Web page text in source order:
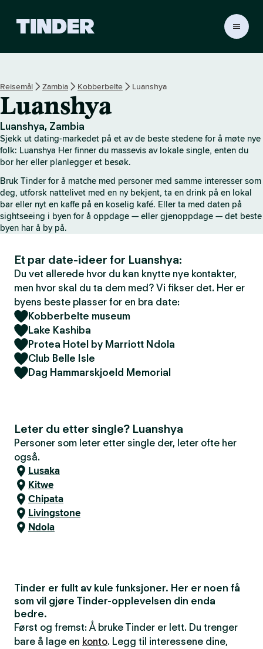
r
h
e
m
m
s
i
d
e
Reisemål Zambia Kobberbelte Luanshya
Luanshya
Luanshya, Zambia
Sjekk ut dating-markedet på et av de beste stedene for å møte nye
folk: Luanshya Her finner du massevis av lokale single, enten du
bor her eller planlegger et besøk.
Bruk Tinder for å matche med personer med samme interesser som
deg, utforsk nattelivet med en ny bekjent, ta en drink på en lokal
bar eller nyt en kaffe på en koselig kafé. Eller ta med daten på
sightseeing i byen for å oppdage — eller gjenoppdage — det beste
byen har å by på.
Et par date-ideer for Luanshya:
Du vet allerede hvor du kan knytte nye kontakter,
men hvor skal du ta dem med? Vi fikser det. Her er
byens beste plasser for en bra date:
Kobberbelte museum
Lake Kashiba
Protea Hotel by Marriott Ndola
Club Belle Isle
Dag Hammarskjoeld Memorial
Leter du etter single? Luanshya
Personer som leter etter single der, leter ofte her
også.
Lusaka
Kitwe
Chipata
Livingstone
Ndola
Tinder er fullt av kule funksjoner. Her er noen få
som vil gjøre Tinder-opplevelsen din enda
bedre.
Først og fremst: Å bruke Tinder er lett. Du trenger
bare å lage en konto. Legg til interessene dine,